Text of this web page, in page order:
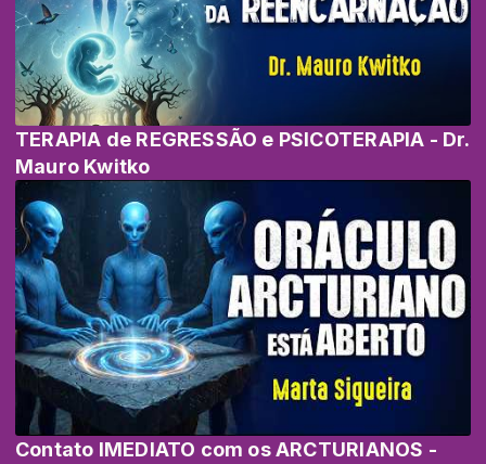
TERAPIA de REGRESSÃO e PSICOTERAPIA - Dr.
Mauro Kwitko
Contato IMEDIATO com os ARCTURIANOS -